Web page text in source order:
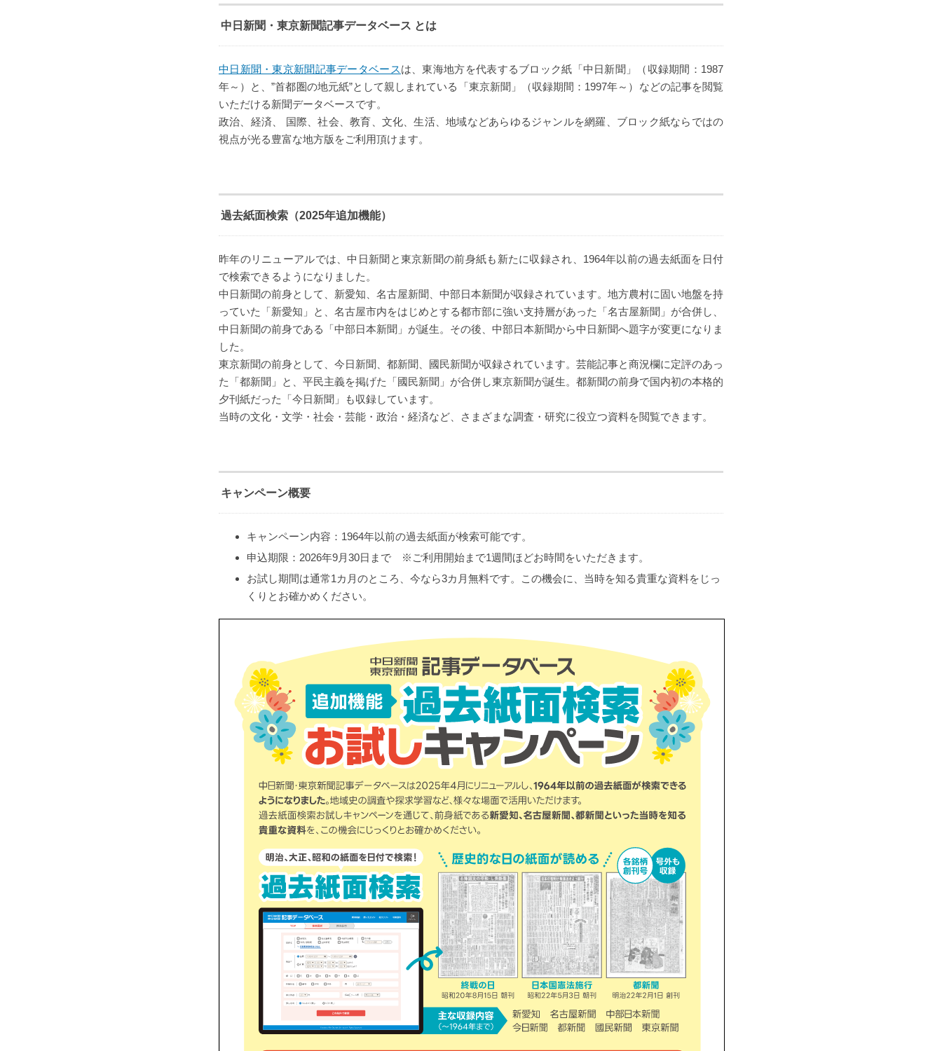
中日新聞・東京新聞記事データベース とは
中日新聞・東京新聞記事データベースは、東海地方を代表するブロック紙「中日新聞」（収録期間：1987
年～）と、”首都圏の地元紙”として親しまれている「東京新聞」（収録期間：1997年～）などの記事を閲覧
いただける新聞データベースです。
政治、経済、 国際、社会、教育、文化、生活、地域などあらゆるジャンルを網羅、ブロック紙ならではの
視点が光る豊富な地方版をご利用頂けます。
過去紙面検索（2025年追加機能）
昨年のリニューアルでは、中日新聞と東京新聞の前身紙も新たに収録され、1964年以前の過去紙面を日付
で検索できるようになりました。
中日新聞の前身として、新愛知、名古屋新聞、中部日本新聞が収録されています。地方農村に固い地盤を持
っていた「新愛知」と、名古屋市内をはじめとする都市部に強い支持層があった「名古屋新聞」が合併し、
中日新聞の前身である「中部日本新聞」が誕生。その後、中部日本新聞から中日新聞へ題字が変更になりま
した。
東京新聞の前身として、今日新聞、都新聞、國民新聞が収録されています。芸能記事と商況欄に定評のあっ
た「都新聞」と、平民主義を掲げた「國民新聞」が合併し東京新聞が誕生。都新聞の前身で国内初の本格的
夕刊紙だった「今日新聞」も収録しています。
当時の文化・文学・社会・芸能・政治・経済など、さまざまな調査・研究に役立つ資料を閲覧できます。
キャンペーン概要
キャンペーン内容：1964年以前の過去紙面が検索可能です。
申込期限：2026年9月30日まで ※ご利用開始まで1週間ほどお時間をいただきます。
お試し期間は通常1カ月のところ、今なら3カ月無料です。この機会に、当時を知る貴重な資料をじっ
くりとお確かめください。